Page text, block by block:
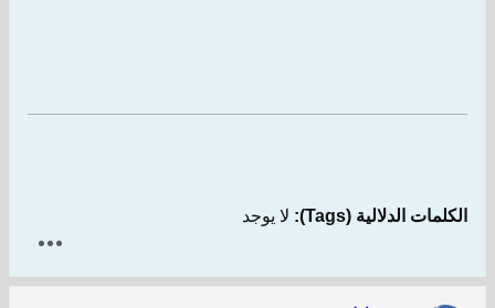
الكلمات الدلالية (Tags): لا يوجد